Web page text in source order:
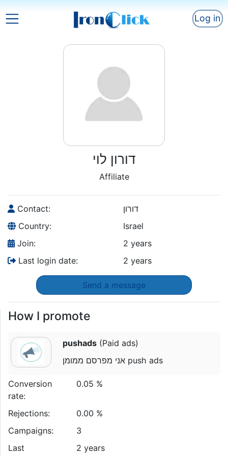
Log in
דורון לוי
Affiliate
Contact:
דורון
Country:
Israel
Join:
2 years
Last login date:
2 years
Send a message
How I promote
pushads(Paid ads)
אני מפרסם ממומן push ads
Conversion
rate:
0.05 %
Rejections:
0.00 %
Campaigns:
3
Last
2 years